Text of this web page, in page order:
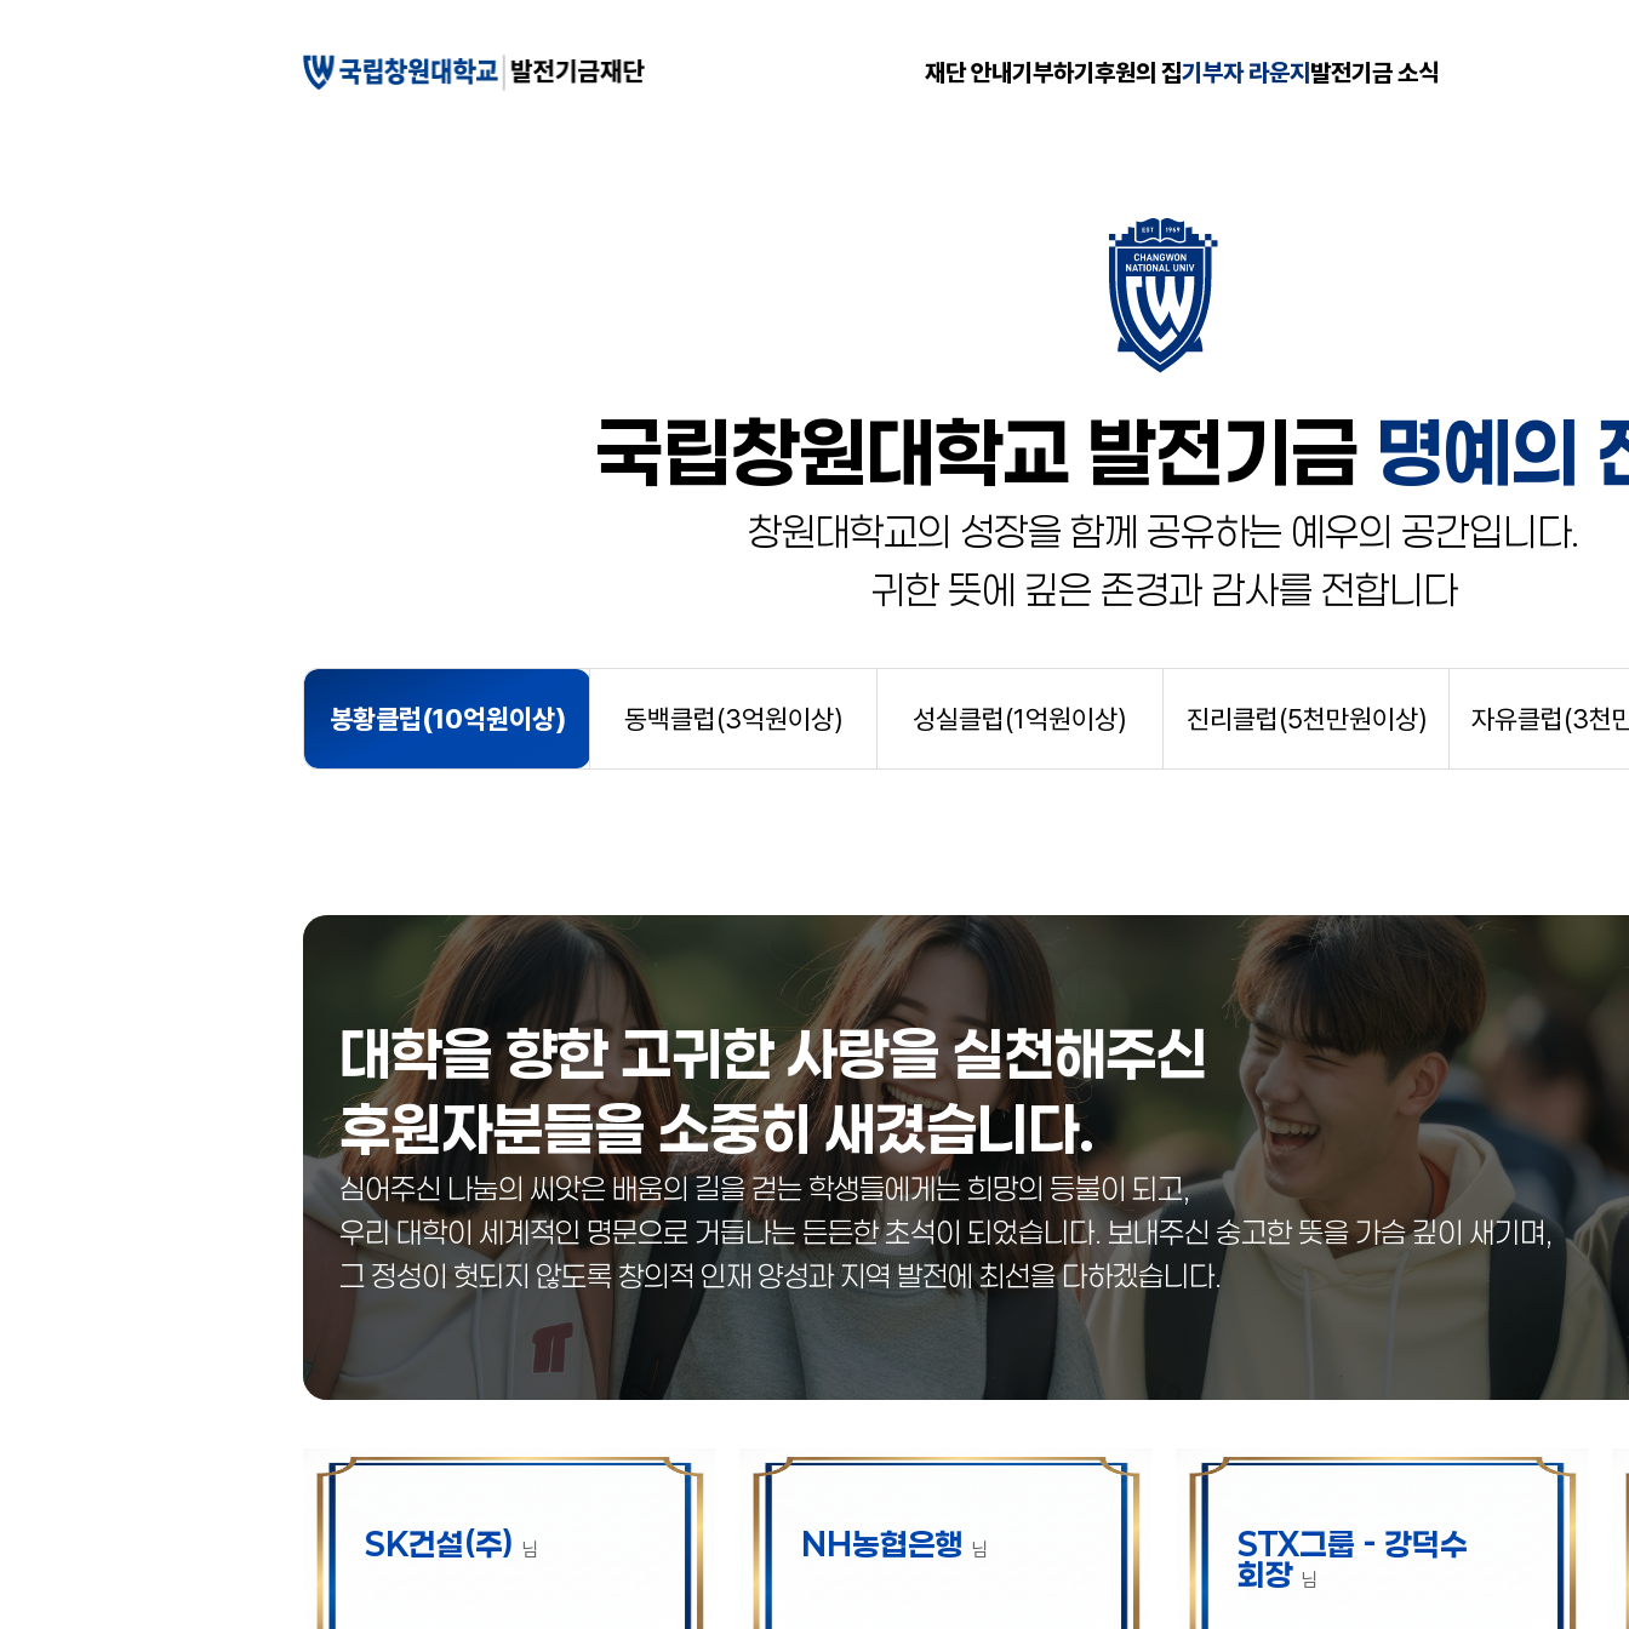
재단 안내기부하기 후원의 집기부자 라운지 발전기금 소식
국립창원대학교 발전기금 명예의
창원대학교의 성장을 함께 공유하는 예우의 공간입니다.
귀한 뜻에 깊은 존경과 감사를 전합니다
봉황클럽(10억원이상) 동백클럽(3억원이상) 성실클럽(1억원이상) 진리클럽(5천만원이상) 자유클럽(3천
대학을 향한 고귀한 사랑을 실천해주신
후원자분들을 소중히 새겼습니다.
심어주신 나눔의 씨앗은 배움의 길을 걷는 학생들에게는 희망의 등불이 되고,
우리 대학이 세계적인 명문으로 거듭나는 든든한 초석이 되었습니다. 보내주신 숭고한 뜻을 가슴 깊이 새기며,
그 정성이 헛되지 않도록 창의적 인재 양성과 지역 발전에 최선을 다하겠습니다.
SK건설(주) 님 NH농협은행 님
STX그룹 - 강덕수
회장 님